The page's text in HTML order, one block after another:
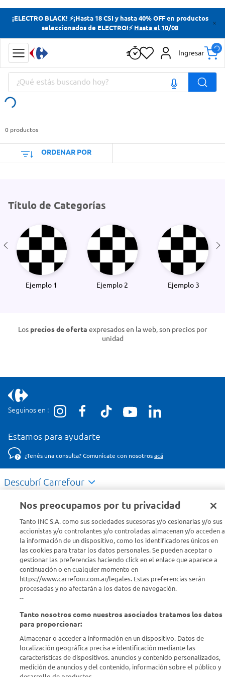
¡ELECTRO BLACK! ⚡¡Hasta 18 CSI y hasta 40% OFF en productos
seleccionados de ELECTRO!⚡ Hasta el 10/08
Ingresar
¿Qué estás buscando hoy?
0 productos
ORDENAR POR
Título de Categorías
Ejemplo 1 Ejemplo 2 Ejemplo 3
Los precios de oferta expresados en la web, son precios por
unidad
Seguinos en :
Estamos para ayudarte
¿Tenés una consulta? Comunicate con nosotros acá
Descubrí Carrefour
Conocenos
Info útil
Comprá Online
Enterate de nuestras ofertas
que nadie.
Provincia
ENVIAR
Nos preocupamos por tu privacidad
Tanto INC S.A. como sus sociedades sucesoras y/o cesionarias y/o sus
accionistas y/o controlantes y/o controladas almacenan y/o acceden a
la información de un dispositivo, como los identificadores únicos en
las cookies para tratar los datos personales. Se pueden aceptar o
gestionar las preferencias haciendo click en el enlace que aparece a
continuación o en cualquier momento en
https://www.carrefour.com.ar/legales. Estas preferencias serán
procesadas y no afectarán a los datos de navegación.
--
Tanto nosotros como nuestros asociados tratamos los datos
para proporcionar:
Almacenar o acceder a información en un dispositivo. Datos de
localización geográfica precisa e identificación mediante las
características de dispositivos. anuncios y contenido personalizados,
medición de anuncios y del contenido, información sobre el público y
Términos más buscados
Yerba
Cerveza
Doves
Términos más buscados
Cerveza
Doves
Jabon Tocador